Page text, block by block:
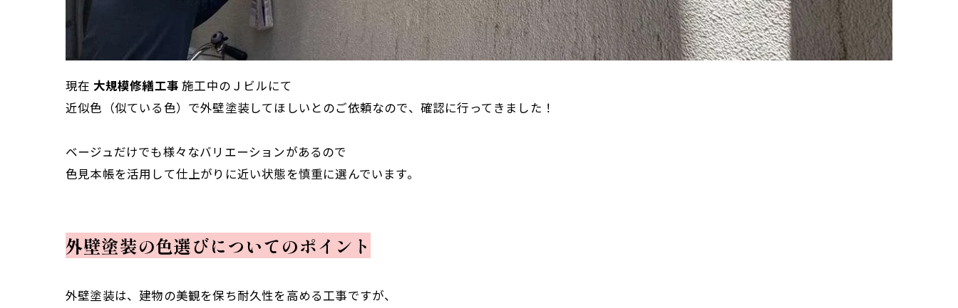
現在 大規模修繕工事施工中のＪビルにて
近似色（似ている色）で外壁塗装してほしいとのご依頼なので、確認に行ってきました！
ベージュだけでも様々なバリエーションがあるので
色見本帳を活用して仕上がりに近い状態を慎重に選んでいます。
外壁塗装の色選びについてのポイント
外壁塗装は、建物の美観を保ち耐久性を高める工事ですが、
お問い合わせはこちら
お問い合わせはこちら